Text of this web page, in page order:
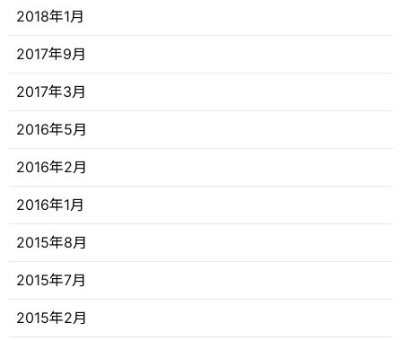
2018年1月
2017年9月
2017年3月
2016年5月
2016年2月
2016年1月
2015年8月
2015年7月
2015年2月